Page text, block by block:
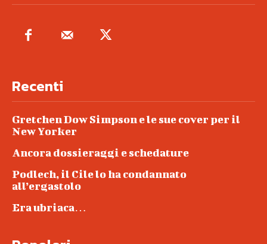
Recenti
Gretchen Dow Simpson e le sue cover per il
New Yorker
Ancora dossieraggi e schedature
Podlech, il Cile lo ha condannato
all’ergastolo
Era ubriaca…